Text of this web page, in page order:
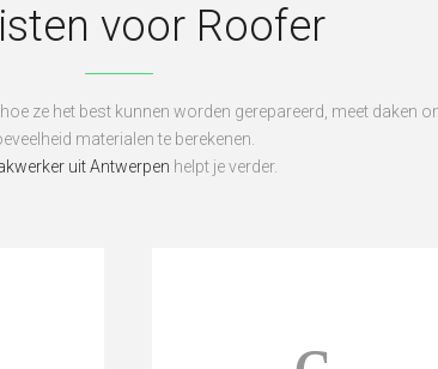
voor Roofer
ze het best kunnen worden gerepareerd, meet daken
materialen te berekenen.
uit Antwerpen helpt je verder.